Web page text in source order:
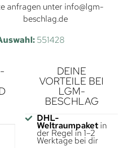
anfragen unter info@lgm-
beschlag.de
551428
DEINE
VORTEILE BEI
LGM-
BESCHLAG
DHL-
Weltraumpaketin
der Regel in 1–2
Werktage bei dir